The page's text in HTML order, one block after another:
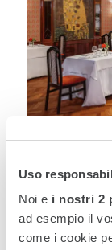
Uso
Noi e i nostri 2
ad esempio il
come i cookie
Non si
averne